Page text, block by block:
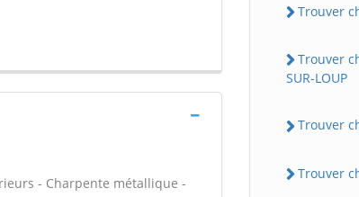
- Charpente métallique -
Trouver
Trouver
SUR-LOUP
Trouver
Trouver